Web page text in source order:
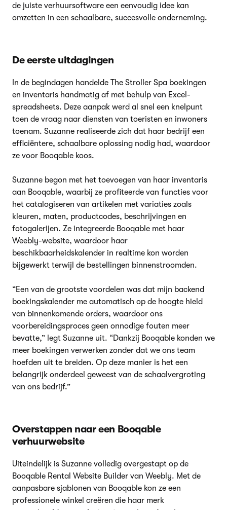
de juiste verhuursoftware een eenvoudig idee kan
omzetten in een schaalbare, succesvolle onderneming.
De eerste uitdagingen
In de begindagen handelde The Stroller Spa boekingen
en inventaris handmatig af met behulp van Excel-
spreadsheets. Deze aanpak werd al snel een knelpunt
toen de vraag naar diensten van toeristen en inwoners
toenam. Suzanne realiseerde zich dat haar bedrijf een
efficiëntere, schaalbare oplossing nodig had, waardoor
ze voor Booqable koos.
Suzanne begon met het toevoegen van haar inventaris
aan Booqable, waarbij ze profiteerde van functies voor
het catalogiseren van artikelen met variaties zoals
kleuren, maten, productcodes, beschrijvingen en
fotogalerijen. Ze integreerde Booqable met haar
Weebly-website, waardoor haar
beschikbaarheidskalender in realtime kon worden
bijgewerkt terwijl de bestellingen binnenstroomden.
“Een van de grootste voordelen was dat mijn backend
boekingskalender me automatisch op de hoogte hield
van binnenkomende orders, waardoor ons
voorbereidingsproces geen onnodige fouten meer
bevatte,” legt Suzanne uit. “Dankzij Booqable konden we
meer boekingen verwerken zonder dat we ons team
hoefden uit te breiden. Op deze manier is het een
belangrijk onderdeel geweest van de schaalvergroting
van ons bedrijf.”
Overstappen naar een Booqable
verhuurwebsite
Uiteindelijk is Suzanne volledig overgestapt op de
Booqable Rental Website Builder van Weebly. Met de
aanpasbare sjablonen van Booqable kon ze een
professionele winkel creëren die haar merk